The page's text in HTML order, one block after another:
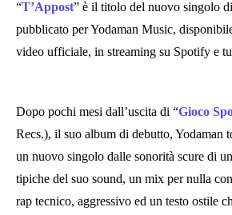
“T’Appost” è il titolo del nuovo singolo di
pubblicato per Yodaman Music,
video ufficiale, in streaming su Spotify e
Dopo pochi mesi dall’uscita di “Gioco
Recs.), il suo album di debutto, Yodaman
un nuovo singolo dalle sonorità scure di
tipiche del suo sound, un mix per nulla
rap tecnico, aggressivo ed un testo ostile